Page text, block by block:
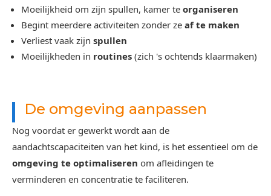
Moeilijkheid om zijn spullen, kamer te organiseren
Begint meerdere activiteiten zonder ze af te maken
Verliest vaak zijn spullen
Moeilijkheden in routines (zich 's ochtends klaarmaken)
De omgeving aanpassen
Nog voordat er gewerkt wordt aan de
aandachtscapaciteiten van het kind, is het essentieel om de
omgeving te optimaliseren om afleidingen te
verminderen en concentratie te faciliteren.